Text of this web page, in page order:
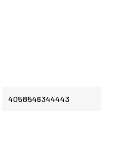
4058546344443